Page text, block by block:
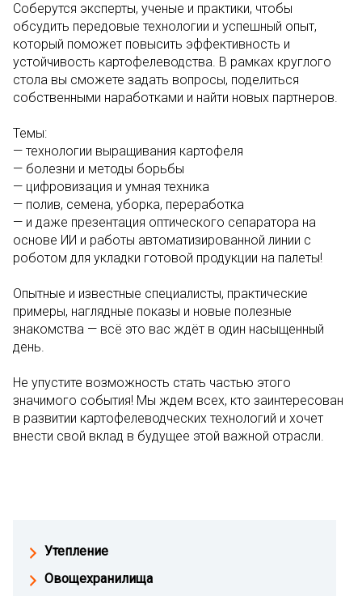
Соберутся эксперты, ученые и практики, чтобы
обсудить передовые технологии и успешный опыт,
который поможет повысить эффективность и
устойчивость картофелеводства. В рамках круглого
стола вы сможете задать вопросы, поделиться
собственными наработками и найти новых партнеров.
Темы:
— технологии выращивания картофеля
— болезни и методы борьбы
— цифровизация и умная техника
— полив, семена, уборка, переработка
— и даже презентация оптического сепаратора на
основе ИИ и работы автоматизированной линии с
роботом для укладки готовой продукции на палеты!
Опытные и известные специалисты, практические
примеры, наглядные показы и новые полезные
знакомства — всё это вас ждёт в один насыщенный
день.
Не упустите возможность стать частью этого
значимого события! Мы ждем всех, кто заинтересован
в развитии картофелеводческих технологий и хочет
внести свой вклад в будущее этой важной отрасли.
Утепление
Овощехранилища